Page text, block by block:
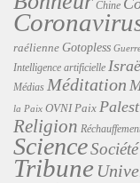
Chine
raélienne Gotopless
Intelligence artificielle
Médias Méditation
la Paix OVNI Paix
Religion
ScienceSociété
Tribune